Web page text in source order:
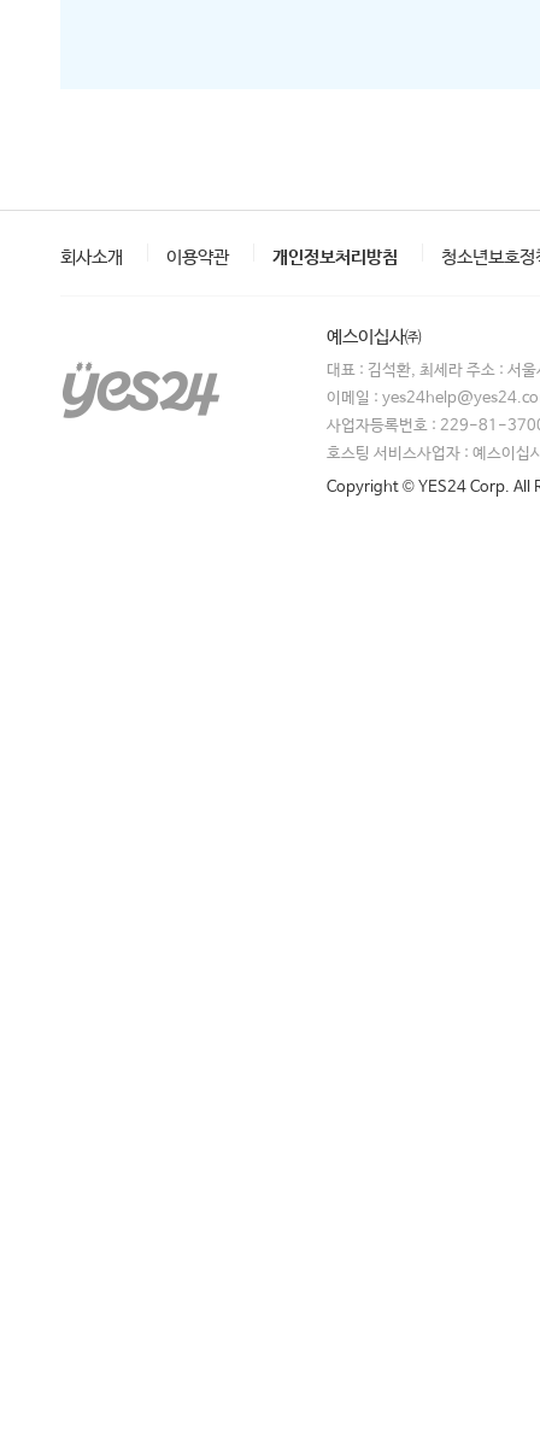
회사소개 이용약관 개인정보처리방침 청소년보호정
예스이십사㈜
대표 : 김석환, 최세라 주소 : 서
이메일 :
사업자등록번호 : 229-81-
호스팅 서비스사업자 : 예스이십
Copyright © YES24 Corp. All